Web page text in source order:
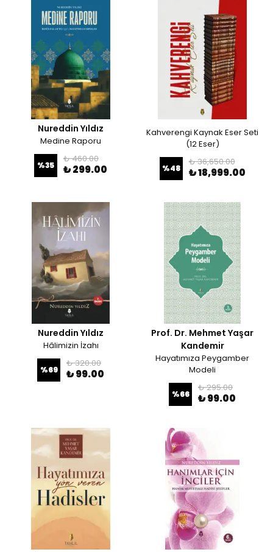
Nureddin Yıldız
Medine Raporu
%35
₺ 460.00
₺ 299.00
Kahverengi Kaynak Eser Seti
(12 Eser)
%48
₺ 36,650.00
₺ 18,999.00
Nureddin Yıldız
Hâlimizin İzahı
%69
₺ 320.00
₺ 99.00
Prof. Dr. Mehmet Yaşar
Kandemir
Hayatımıza Peygamber
Modeli
%66
₺ 295.00
₺ 99.00